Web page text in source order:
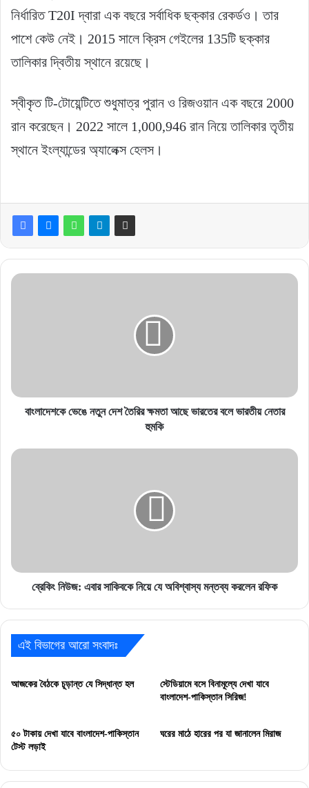
নির্ধারিত T20I দ্বারা এক বছরে সর্বাধিক ছক্কার রেকর্ডও। তার
পাশে কেউ নেই। 2015 সালে ক্রিস গেইলের 135টি ছক্কার
তালিকার দ্বিতীয় স্থানে রয়েছে।
স্বীকৃত টি-টোয়েন্টিতে শুধুমাত্র পুরান ও রিজওয়ান এক বছরে 2000
রান করেছেন। 2022 সালে 1,000,946 রান নিয়ে তালিকার তৃতীয়
স্থানে ইংল্যান্ডের অ্যালেক্স হেলস।
বাংলাদেশকে
বলে
ভারতীয়বাংলাদেশকে ভেঙে নতুন দেশ তৈরির ক্ষমতা আছে ভারতের বলে ভারতীয় নেতার
হুমকি
ব্রেকিং
করলেন
ব্রেকিং নিউজ: এবার সাকিবকে নিয়ে যে অবিশ্বাস্য মন্তব্য করলেন রফিক
এই বিভাগের আরো সংবাদঃ
আজকের বৈঠকে চূড়ান্ত যে সিদ্ধান্ত হল
স্টেডিয়ামে বসে বিনামূল্যে দেখা যাবে
বাংলাদেশ-পাকিস্তান সিরিজ!
৫০ টাকায় দেখা যাবে বাংলাদেশ-পাকিস্তান
টেস্ট লড়াই
ঘরের মাঠে হারের পর যা জানালেন মিরাজ